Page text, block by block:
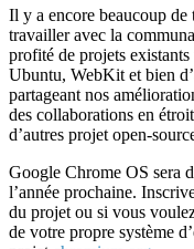
Il y a encore beaucoup de
travailler avec la
profité de projets
Ubuntu, WebKit et bien
partageant nos
des collaborations en
d’autres projet open-
Google Chrome OS sera
l’année prochaine.
du projet ou si vous
de votre propre système